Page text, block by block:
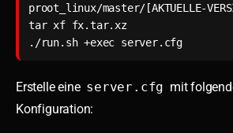
proot_linux/master/[AKTUELLE-
tar xf fx.tar.xz
./run.sh +exec server.cfg
Erstelle eine server.cfg mit
Konfiguration: